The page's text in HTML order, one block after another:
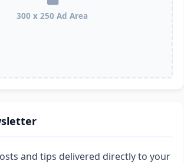
300 x 250 Ad Area
and tips delivered directly to your